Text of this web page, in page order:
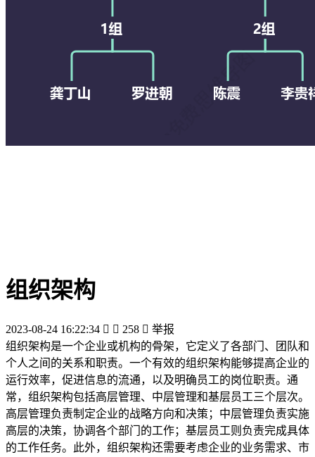
组织架构
2023-08-24 16:22:34   258  举报
组织架构是一个企业或机构的骨架，它定义了各部门、团队和
个人之间的关系和职责。一个有效的组织架构能够提高企业的
运行效率，促进信息的流通，以及明确员工的岗位职责。通
常，组织架构包括高层管理、中层管理和基层员工三个层次。
高层管理负责制定企业的战略方向和决策；中层管理负责实施
高层的决策，协调各个部门的工作；基层员工则负责完成具体
的工作任务。此外，组织架构还需要考虑企业的业务需求、市